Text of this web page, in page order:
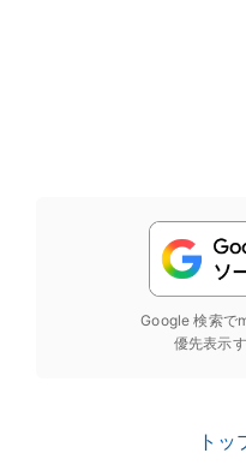
Google 検索で
優先表示
トッ